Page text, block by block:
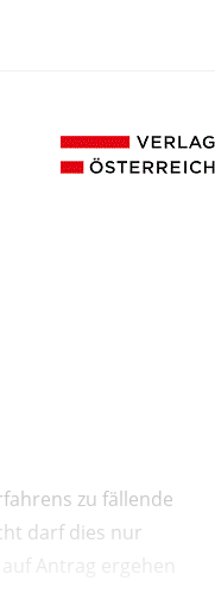
zu fällende
darf dies nur
Antrag ergehen